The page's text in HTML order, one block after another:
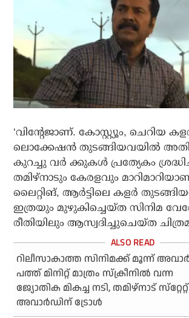
‘വിന്റേജാണ്. കോസ്റ്റ്യൂം, ചെറിയ
ലൊക്കേഷന്‍ തുടങ്ങിയവയില്‍
കുറച്ചു വര്‍ ക്കുകള്‍ പ്രത്യേകം
തമിഴ്നാടും കേരളവും
ലൈറ്റിങ്, ആര്‍ട്ടിലെ കളര്‍
ഇത്രയും മുഴുകിച്ചെയ്ത സിനിമ
രീതിയിലും ആസ്വദിച്ചുചെയ്ത
റിലീസാകാത്ത സിനിമക്ക് മൂന്ന്
പത്ത് മിനിറ്റ് മാത്രം സ്‌ക്രീനില്‍ വന്ന
ജ്യോതിക മികച്ച നടി, തമിഴ്‌നാട് സ്‌റ്റേറ്റ്
അവാര്‍ഡിന് ട്രോള്‍